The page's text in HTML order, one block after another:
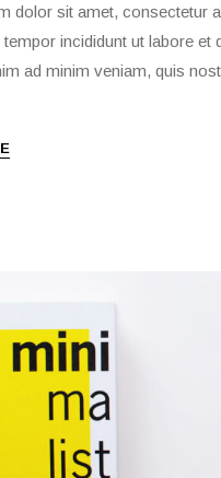
dolor sit amet, consectetur
incididunt ut labore et
ad minim veniam, quis